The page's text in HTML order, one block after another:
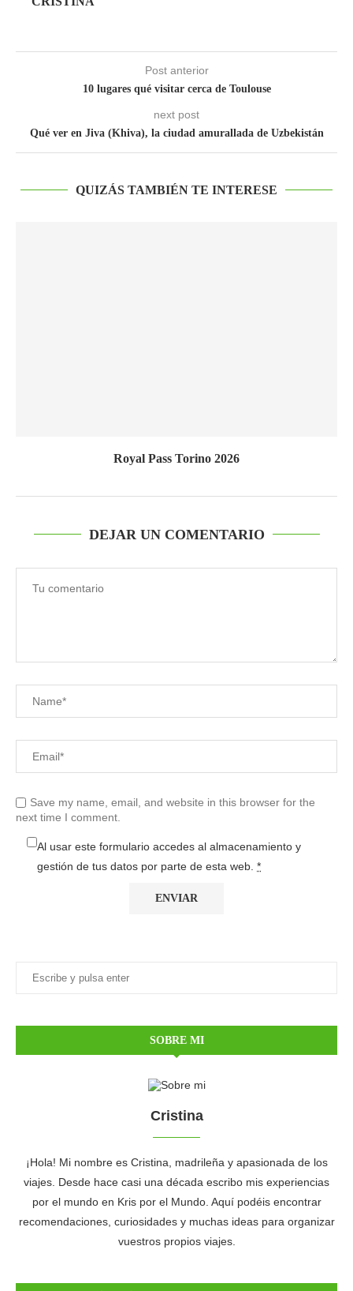
Post anterior
10 lugares qué visitar cerca de Toulouse
next post
Qué ver en Jiva (Khiva), la ciudad amurallada de Uzbekistán
QUIZÁS TAMBIÉN TE INTERESE
Royal Pass Torino 2026
DEJAR UN COMENTARIO
Save my name, email, and website in this browser for the
next time I comment.
Al usar este formulario accedes al almacenamiento y
gestión de tus datos por parte de esta web. *
SOBRE MI
Cristina
¡Hola! Mi nombre es Cristina, madrileña y apasionada de los
viajes. Desde hace casi una década escribo mis experiencias
por el mundo en Kris por el Mundo. Aquí podéis encontrar
recomendaciones, curiosidades y muchas ideas para organizar
vuestros propios viajes.